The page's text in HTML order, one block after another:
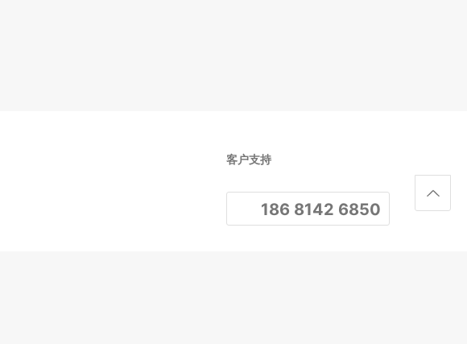
客户支持
186 8142 6850